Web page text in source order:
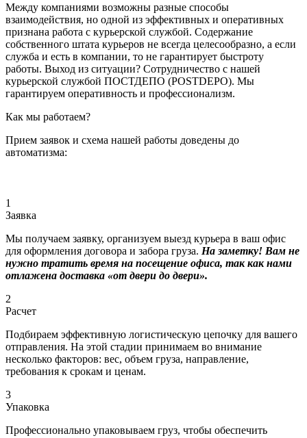
Между компаниями возможны разные способы
взаимодействия, но одной из эффективных и оперативных
признана работа с курьерской службой. Содержание
собственного штата курьеров не всегда целесообразно, а если
служба и есть в компании, то не гарантирует быстроту
работы. Выход из ситуации? Сотрудничество с нашей
курьерской службой ПОСТДЕПО (POSTDEPO). Мы
гарантируем оперативность и профессионализм.
Как мы работаем?
Прием заявок и схема нашей работы доведены до
автоматизма:
1
Заявка
Мы получаем заявку, организуем выезд курьера в ваш офис
для оформления договора и забора груза. На заметку! Вам не
нужно тратить время на посещение офиса, так как нами
отлажена доставка «от двери до двери».
2
Расчет
Подбираем эффективную логистическую цепочку для вашего
отправления. На этой стадии принимаем во внимание
несколько факторов: вес, объем груза, направление,
требования к срокам и ценам.
3
Упаковка
Профессионально упаковываем груз, чтобы обеспечить